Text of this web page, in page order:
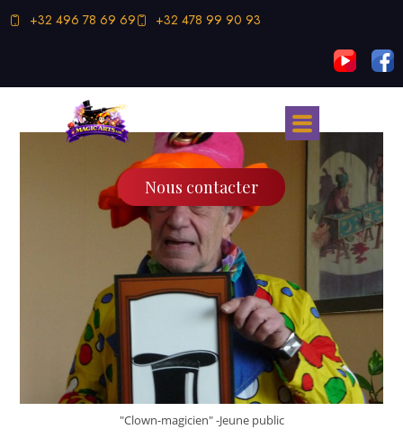
+32 496 78 69 69 +32 478 99 90 93
Nous contacter
"Clown-magicien" -Jeune public